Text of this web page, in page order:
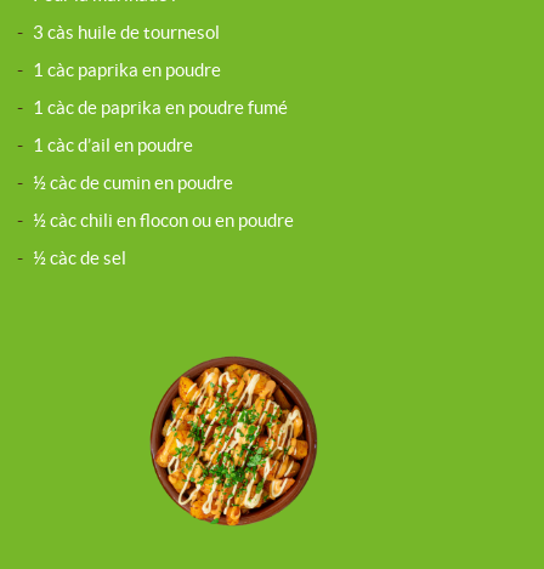
- 3 càs huile de tournesol
- 1 càc paprika en poudre
- 1 càc de paprika en poudre fumé
- 1 càc d’ail en poudre
- ½ càc de cumin en poudre
- ½ càc chili en flocon ou en poudre
- ½ càc de sel